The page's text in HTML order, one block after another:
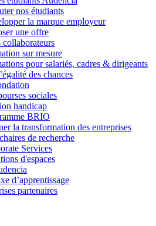
nos étudiants
la marque employeur
une offre
collaborateurs
sur mesure
pour salariés, cadres & dirigeants
des chances
sociales
handicap
BRIO
la transformation des entreprises
de recherche
Services
d'espaces
d’apprentissage
partenaires